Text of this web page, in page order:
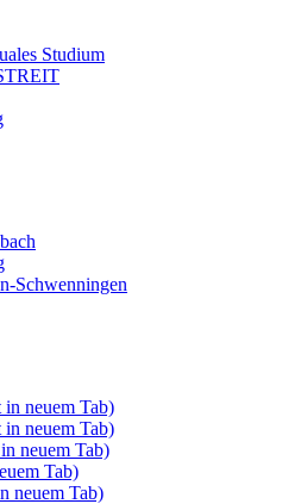
Studium
Schwenningen
in neuem Tab)
in neuem Tab)
neuem Tab)
Tab)
neuem Tab)